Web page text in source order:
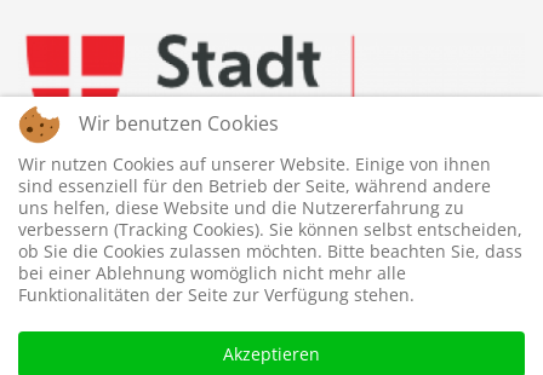
Wir benutzen Cookies
Wir nutzen Cookies auf unserer Website. Einige von ihnen
sind essenziell für den Betrieb der Seite, während andere
uns helfen, diese Website und die Nutzererfahrung zu
verbessern (Tracking Cookies). Sie können selbst entscheiden,
ob Sie die Cookies zulassen möchten. Bitte beachten Sie, dass
bei einer Ablehnung womöglich nicht mehr alle
Funktionalitäten der Seite zur Verfügung stehen.
Akzeptieren